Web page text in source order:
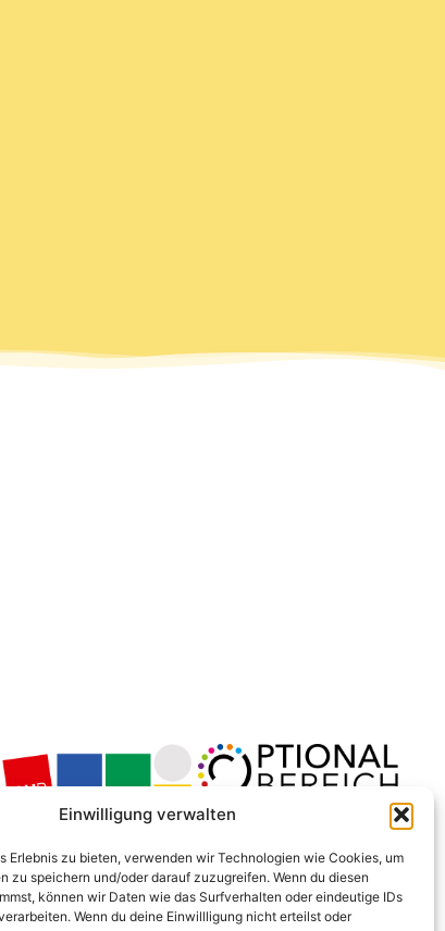
Einwilligung verwalten
Erlebnis zu bieten, verwenden wir Technologien wie Cookies, um
zu speichern und/oder darauf zuzugreifen. Wenn du diesen
können wir Daten wie das Surfverhalten oder eindeutige IDs
Wenn du deine Einwillligung nicht erteilst oder